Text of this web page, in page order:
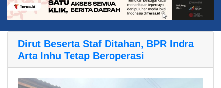
Dirut Beserta Staf Ditahan, BPR Indra
Arta Inhu Tetap Beroperasi